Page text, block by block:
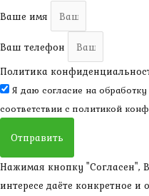
Ваше имя
Ваш телефон
Политика
Я даю согласие на
соответствии с политикой
Отправить
Нажимая кнопку "Согласен",
интересе даёте конкретное и